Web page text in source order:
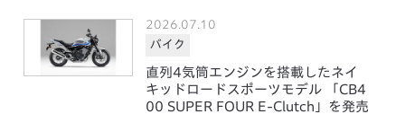
2026.07.10
バイク
直列4気筒エンジンを搭載したネイ
キッドロードスポーツモデル 「CB4
00 SUPER FOUR E-Clutch」を発売